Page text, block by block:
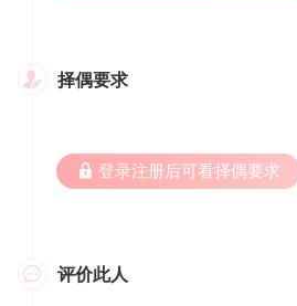
 择偶要求
 登录注册后可看择偶要求
 评价此人